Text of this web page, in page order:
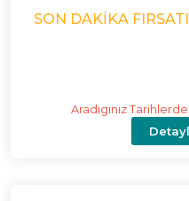
SON DAKIKA
Aradıgınız